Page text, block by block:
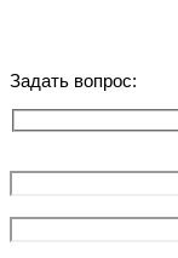
Задать вопрос: